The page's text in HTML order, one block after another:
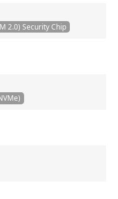
2.0) Security Chip